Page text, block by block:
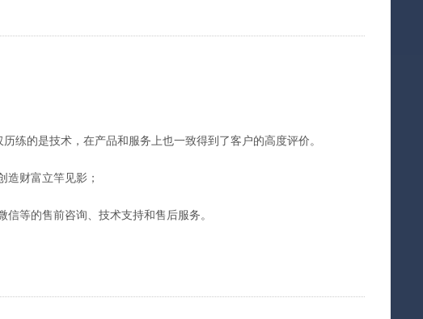
练的是技术，在产品和服务上也一致得到了客户的高度评价。
造财富立竿见影；
等的售前咨询、技术支持和售后服务。